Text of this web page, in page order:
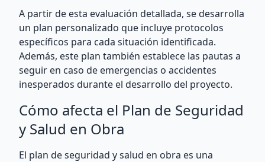
A partir de esta evaluación detallada, se desarrolla
un plan personalizado que incluye protocolos
específicos para cada situación identificada.
Además, este plan también establece las pautas a
seguir en caso de emergencias o accidentes
inesperados durante el desarrollo del proyecto.
Cómo afecta el Plan de Seguridad
y Salud en Obra
El plan de seguridad y salud en obra es una